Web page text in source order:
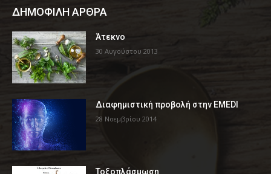
ΔΗΜΟΦΙΛΗ ΑΡΘΡΑ
Άτεκνο
30 Αυγούστου 2013
Διαφημιστική προβολή στην EMEDI
28 Νοεμβρίου 2014
Τοξοπλάσμωση